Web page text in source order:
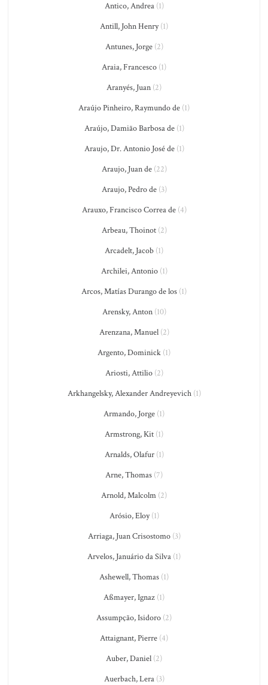
Antico, Andrea(1)
Antill, John Henry(1)
Antunes, Jorge(2)
Araia, Francesco (1)
Aranyés, Juan (2)
Araújo Pinheiro, Raymundo de (1)
Araújo, Damião Barbosa de(1)
Araujo, Dr. Antonio José de(1)
Araujo, Juan de(22)
Araujo, Pedro de(3)
Arauxo, Francisco Correa de(4)
Arbeau, Thoinot(2)
Arcadelt, Jacob (1)
Archilei, Antonio(1)
Arcos, Matías Durango de los (1)
Arensky, Anton(10)
Arenzana, Manuel(2)
Argento, Dominick (1)
Ariosti, Attilio(2)
Arkhangelsky, Alexander Andreyevich(1)
Armando, Jorge (1)
Armstrong, Kit (1)
Arnalds, Olafur(1)
Arne, Thomas (7)
Arnold, Malcolm (2)
Arósio, Eloy(1)
Arriaga, Juan Crisostomo(3)
Arvelos, Januário da Silva (1)
Ashewell, Thomas (1)
Aßmayer, Ignaz (1)
Assumpção, Isidoro (2)
Attaignant, Pierre (4)
Auber, Daniel (2)
Auerbach, Lera(3)